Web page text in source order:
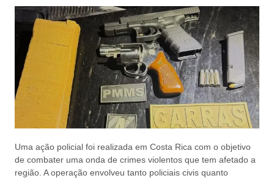
Uma ação policial foi realizada em Costa Rica com o objetivo
de combater uma onda de crimes violentos que tem afetado a
região. A operação envolveu tanto policiais civis quanto